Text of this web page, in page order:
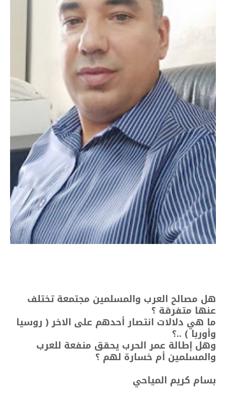
هل مصالح العرب والمسلمين مجتمعة تختلف
عنها متفرقة ؟
ما هي دلالات انتصار أحدهم على الاخر ( روسيا
وأوربا ) ..؟
وهل إطالة عمر الحرب يحقق منفعة للعرب
والمسلمين أم خسارة لهم ؟
بسام كريم المياحي